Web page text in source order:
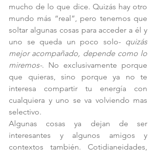
mucho de lo que dice. Quizás hay otro
mundo más “real”, pero tenemos que
soltar algunas cosas para acceder a él y
uno se queda un poco solo- quizás
mejor acompañado, depende como lo
miremos-. No exclusivamente porque
que quieras, sino porque ya no te
interesa compartir tu energía con
cualquiera y uno se va volviendo mas
selectivo.
Algunas cosas ya dejan de ser
interesantes y algunos amigos y
contextos también. Cotidianeidades,